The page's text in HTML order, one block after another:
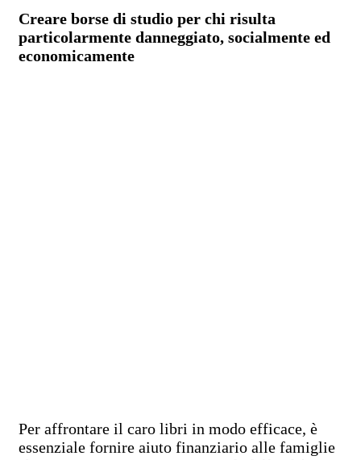
Creare borse di studio per chi risulta
particolarmente danneggiato, socialmente ed
economicamente
Per affrontare il caro libri in modo efficace, è
essenziale fornire aiuto finanziario alle famiglie